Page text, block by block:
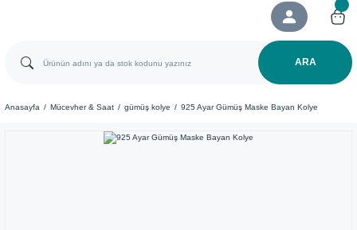
ARA
Anasayfa Mücevher & Saat gümüş kolye 925 Ayar Gümüş Maske Bayan Kolye